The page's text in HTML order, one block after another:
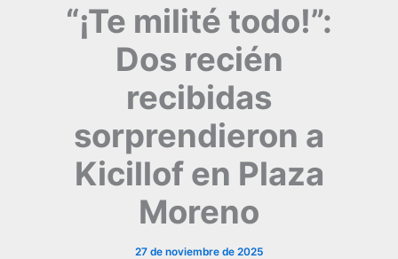
“¡Te milité todo!”:
Dos recién
recibidas
sorprendieron a
Kicillof en Plaza
Moreno
27 de noviembre de 2025